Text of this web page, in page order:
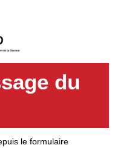
du
le formulaire